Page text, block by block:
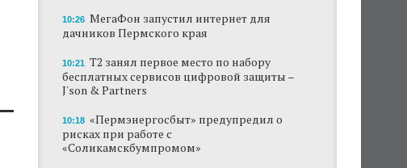
10:26 МегаФон запустил интернет для
дачников Пермского края
10:21 Т2 занял первое место по набору
бесплатных сервисов цифровой защиты –
J'son & Partners
10:18 «Пермэнергосбыт» предупредил о
рисках при работе с
«Соликамскбумпромом»